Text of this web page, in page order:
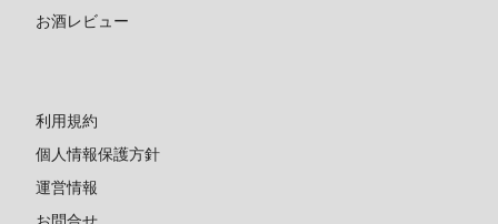
お酒レビュー
利用規約
個人情報保護方針
運営情報